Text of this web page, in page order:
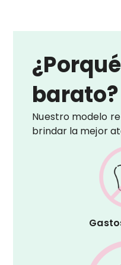
barato?
Nuestro modelo
brindar la mejor